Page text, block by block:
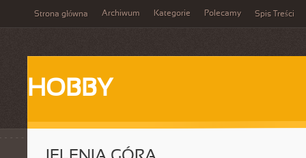
Strona główna Archiwum Kategorie Polecamy Spis Treści
HOBBY